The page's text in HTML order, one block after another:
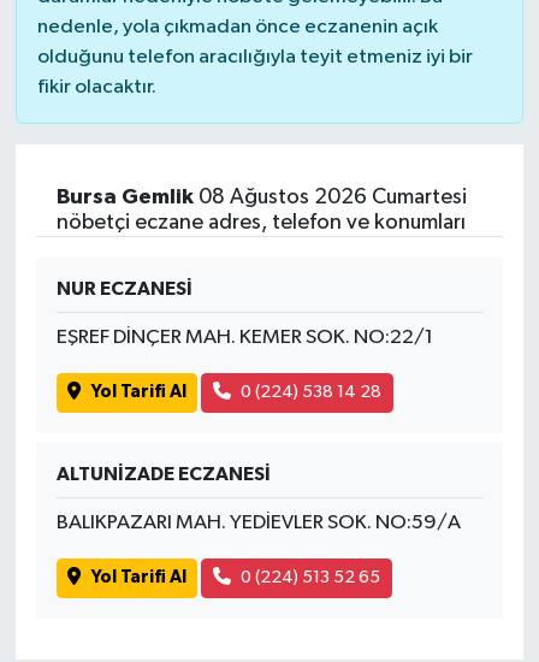
nedenle, yola çıkmadan önce eczanenin açık
olduğunu telefon aracılığıyla teyit etmeniz iyi bir
fikir olacaktır.
Bursa Gemlik08 Ağustos 2026 Cumartesi
nöbetçi eczane adres, telefon ve konumları
NUR ECZANESİ
EŞREF DİNÇER MAH. KEMER SOK. NO:22/1
Yol Tarifi Al 0 (224) 538 14 28
ALTUNİZADE ECZANESİ
BALIKPAZARI MAH. YEDİEVLER SOK. NO:59/A
Yol Tarifi Al 0 (224) 513 52 65